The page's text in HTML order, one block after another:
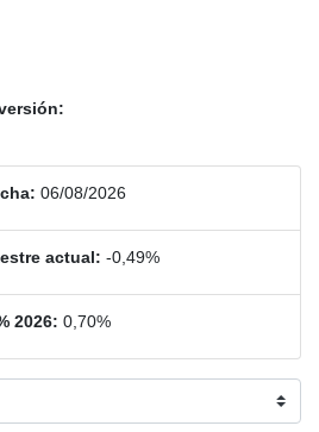
06/08/2026
actual: -0,49%
2026: 0,70%